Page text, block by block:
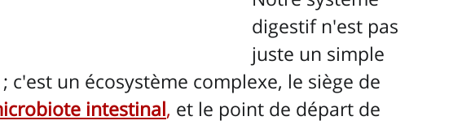
digestif n'est pas
juste un simple
c'est un écosystème complexe, le siège de
intestinal, et le point de départ de